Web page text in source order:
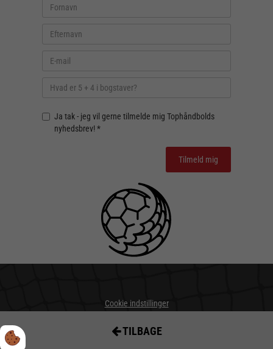
TILBAGE
Ja tak - jeg vil gerne tilmelde mig Tophåndbolds
nyhedsbrev! *
Cookie indstillinger